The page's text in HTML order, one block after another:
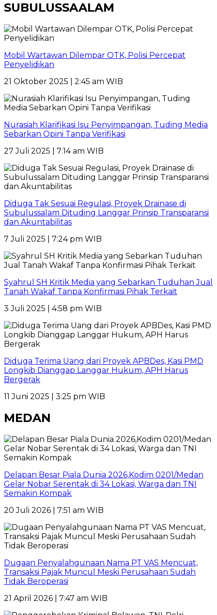
SUBULUSSAALAM
Mobil Wartawan Dilempar OTK, Polisi Percepat
Penyelidikan
21 Oktober 2025 | 2:45 am WIB
Nurasiah Klarifikasi Isu Penyimpangan, Tuding Media
Sebarkan Opini Tanpa Verifikasi
27 Juli 2025 | 7:14 am WIB
Diduga Tak Sesuai Regulasi, Proyek Drainase di
Subulussalam Dituding Langgar Prinsip Transparansi
dan Akuntabilitas
7 Juli 2025 | 7:24 pm WIB
Syahrul SH Kritik Media yang Sebarkan Tuduhan Jual
Tanah Wakaf Tanpa Konfirmasi Pihak Terkait
3 Juli 2025 | 4:58 pm WIB
Diduga Terima Uang dari Proyek APBDes, Kasi PMD
Longkib Dianggap Langgar Hukum, APH Harus
Bergerak
11 Juni 2025 | 3:25 pm WIB
MEDAN
Delapan Besar Piala Dunia 2026,Kodim 0201/Medan
Gelar Nobar Serentak di 34 Lokasi, Warga dan TNI
Semakin Kompak
20 Juli 2026 | 7:51 am WIB
Dugaan Penyalahgunaan Nama PT VAS Mencuat,
Transaksi Pajak Muncul Meski Perusahaan Sudah
Tidak Beroperasi
21 April 2026 | 7:47 am WIB